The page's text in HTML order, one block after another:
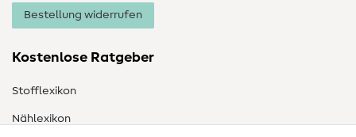
Bestellung widerrufen
Kostenlose Ratgeber
Stofflexikon
Nählexikon